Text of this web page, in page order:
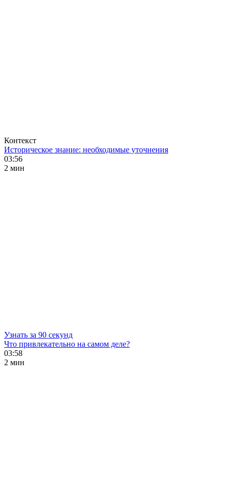
Контекст
Историческое знание: необходимые уточнения
03:56
2 мин
Узнать за 90 секунд
Что привлекательно на самом деле?
03:58
2 мин